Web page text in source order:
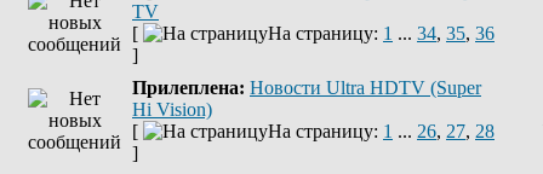
TV
[
На страницу: 1 ... 34, 35, 36
]
Прилеплена: Новости Ultra HDTV (Super
Hi Vision)
[
На страницу: 1 ... 26, 27, 28
]